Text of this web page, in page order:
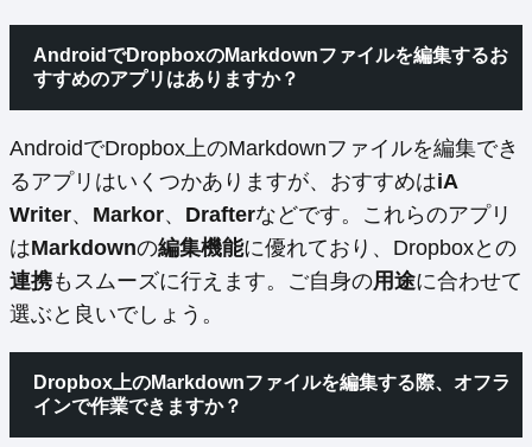
AndroidでDropboxのMarkdownファイルを編集するお
すすめのアプリはありますか？
AndroidでDropbox上のMarkdownファイルを編集でき
るアプリはいくつかありますが、おすすめはiA
Writer、 Markor、 Drafterなどです。これらのアプリ
はMarkdownの編集機能に優れており、Dropboxとの
連携もスムーズに行えます。ご自身の用途に合わせて
選ぶと良いでしょう。
Dropbox上のMarkdownファイルを編集する際、オフラ
インで作業できますか？